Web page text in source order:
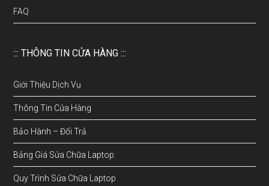
FAQ
::: THÔNG TIN CỬA HÀNG :::
Giới Thiệu Dịch Vụ
Thông Tin Cửa Hàng
Bảo Hành – Đổi Trả
Bảng Giá Sửa Chữa Laptop
Quy Trình Sửa Chữa Laptop